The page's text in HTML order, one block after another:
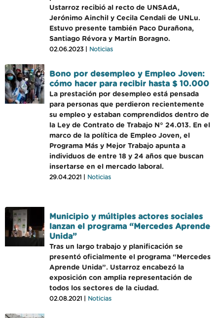
Ustarroz recibió al recto de UNSAdA,
Jerónimo Ainchil y Cecila Cendali de UNLu.
Estuvo presente también Paco Durañona,
Santiago Révora y Martín Boragno.
02.06.2023 | Noticias
Bono por desempleo y Empleo Joven:
cómo hacer para recibir hasta $ 10.000
La prestación por desempleo está pensada
para personas que perdieron recientemente
su empleo y estaban comprendidos dentro de
la Ley de Contrato de Trabajo N° 24.013. En el
marco de la política de Empleo Joven, el
Programa Más y Mejor Trabajo apunta a
individuos de entre 18 y 24 años que buscan
insertarse en el mercado laboral.
29.04.2021 | Noticias
Municipio y múltiples actores sociales
lanzan el programa “Mercedes Aprende
Unida”
Tras un largo trabajo y planificación se
presentó oficialmente el programa “Mercedes
Aprende Unida”. Ustarroz encabezó la
exposición con amplia representación de
todos los sectores de la ciudad.
02.08.2021 | Noticias